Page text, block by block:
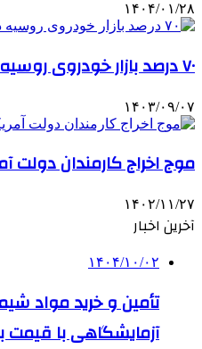
۱۴۰۴/۰۱/۲۸
۷۰ درصد بازار خودروی روسیه دست برندهای چینی
۱۴۰۳/۰۹/۰۷
موج اخراج کارمندان دولت آمریکا به
۱۴۰۲/۱۱/۲۷
آخرین اخبار
۱۴۰۴/۱۰/۰۲
تأمین و خرید مواد
آزمایشگاهی با قیمت